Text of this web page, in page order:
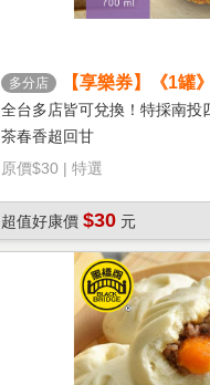
多分店
【享樂券】《1罐
茶
全台多店皆可兌換！特採南投
茶春香超回甘
原價$30 | 特選
超值好康價 $30 元